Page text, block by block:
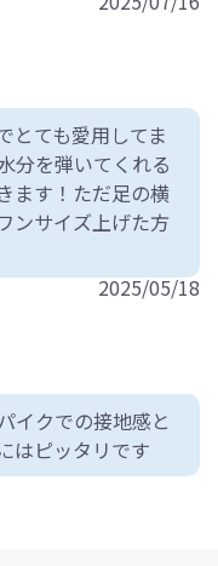
とても愛用してま
分を弾いてくれる
ます！ただ足の横
ンサイズ上げた方
2025/05/18
イクでの接地感と
はピッタリです